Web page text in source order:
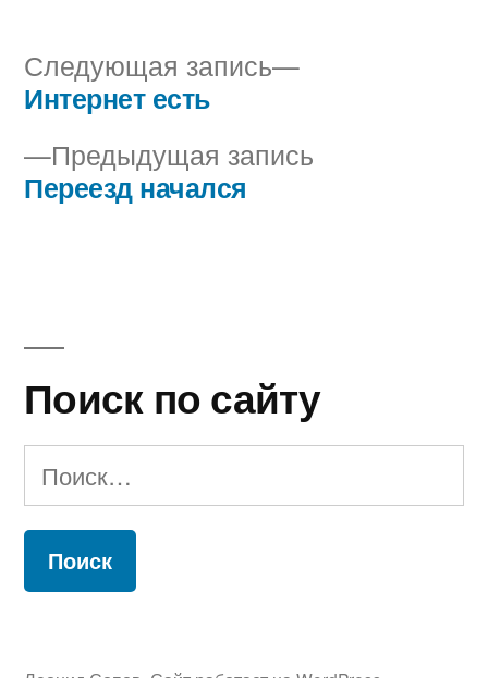
Навигация
по
записям
Предыдущая запись
Переезд начался
Следующая запись
Следующая
Интернет есть
Поиск по сайту
Найти: